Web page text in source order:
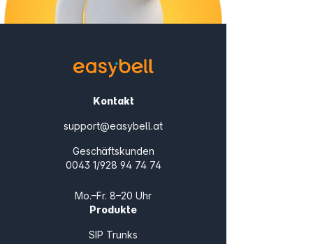
Kontakt
support@easybell.at
Geschäftskunden
0043 1/928 94 74 74
Mo.–Fr. 8–20 Uhr
Produkte
SIP Trunks